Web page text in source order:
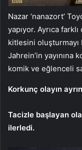
Nazar ‘nanazort’
yapıyor. Ayrıca
kitlesini oluşturmayı
Jahrein’in yayınına
komik ve eğlenceli
Korkunç olayın
Tacizle başlayan
ilerledi.